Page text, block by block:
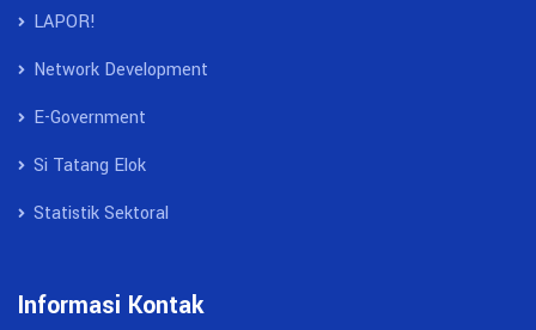
LAPOR!
Network Development
E-Government
Si Tatang Elok
Statistik Sektoral
Informasi Kontak